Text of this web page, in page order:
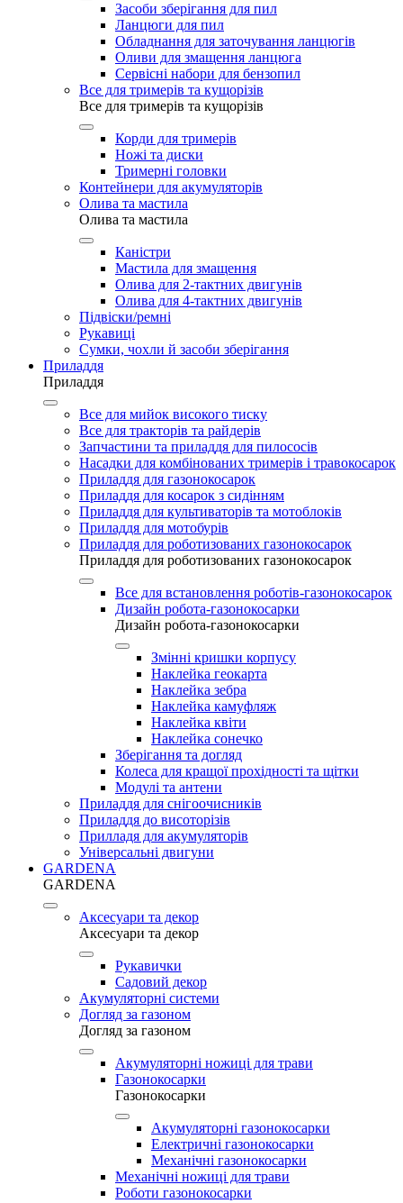
Засоби зберігання для пил
Ланцюги для пил
Обладнання для заточування ланцюгів
Оливи для змащення ланцюга
Сервісні набори для бензопил
Все для тримерів та кущорізів
Все для тримерів та кущорізів
Корди для тримерів
Ножі та диски
Тримерні головки
Контейнери для акумуляторів
Олива та мастила
Олива та мастила
Каністри
Мастила для змащення
Олива для 2-тактних двигунів
Олива для 4-тактних двигунів
Підвіски/ремні
Рукавиці
Сумки, чохли й засоби зберігання
Приладдя
Приладдя
Все для мийок високого тиску
Все для тракторів та райдерів
Запчастини та приладдя для пилососів
Насадки для комбінованих тримерів і травокосарок
Приладдя для газонокосарок
Приладдя для косарок з сидінням
Приладдя для культиваторів та мотоблоків
Приладдя для мотобурів
Приладдя для роботизованих газонокосарок
Приладдя для роботизованих газонокосарок
Все для встановлення роботів-газонокосарок
Дизайн робота-газонокосарки
Дизайн робота-газонокосарки
Змінні кришки корпусу
Наклейка геокарта
Наклейка зебра
Наклейка камуфляж
Наклейка квіти
Наклейка сонечко
Зберігання та догляд
Колеса для кращої прохідності та щітки
Модулі та антени
Приладдя для снігоочисників
Приладдя до висоторізів
Прилладя для акумуляторів
Універсальні двигуни
GARDENA
GARDENA
Аксесуари та декор
Аксесуари та декор
Рукавички
Садовий декор
Акумуляторні системи
Догляд за газоном
Догляд за газоном
Акумуляторні ножиці для трави
Газонокосарки
Газонокосарки
Акумуляторні газонокосарки
Електричні газонокосарки
Механічні газонокосарки
Механічні ножиці для трави
Роботи газонокосарки